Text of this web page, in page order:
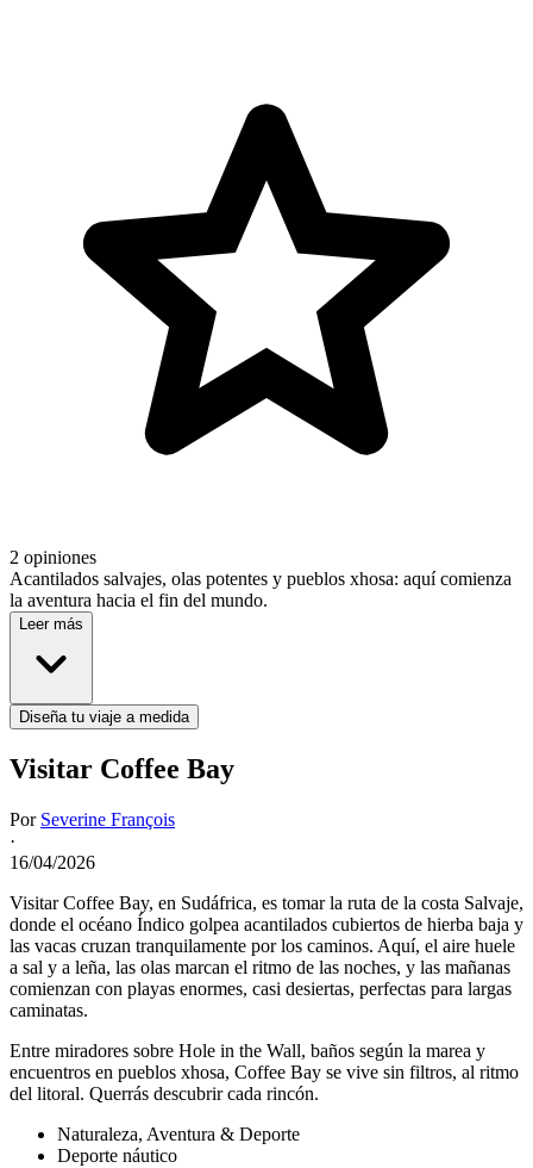
2 opiniones
Acantilados salvajes, olas potentes y pueblos xhosa: aquí comienza
la aventura hacia el fin del mundo.
Leer más
Diseña tu viaje a medida
Visitar Coffee Bay
Por Severine François
·
16/04/2026
Visitar Coffee Bay, en Sudáfrica, es tomar la ruta de la costa Salvaje,
donde el océano Índico golpea acantilados cubiertos de hierba baja y
las vacas cruzan tranquilamente por los caminos. Aquí, el aire huele
a sal y a leña, las olas marcan el ritmo de las noches, y las mañanas
comienzan con playas enormes, casi desiertas, perfectas para largas
caminatas.
Entre miradores sobre Hole in the Wall, baños según la marea y
encuentros en pueblos xhosa, Coffee Bay se vive sin filtros, al ritmo
del litoral. Querrás descubrir cada rincón.
Naturaleza, Aventura & Deporte
Deporte náutico